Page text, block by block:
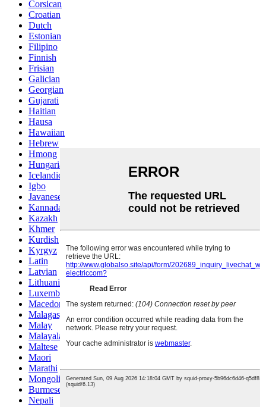
Corsican
Croatian
Dutch
Estonian
Filipino
Finnish
Frisian
Galician
Georgian
Gujarati
Haitian
Hausa
Hawaiian
Hebrew
Hmong
Hungarian
Icelandic
Igbo
Javanese
Kannada
Kazakh
Khmer
Kurdish
Kyrgyz
Latin
Latvian
Lithuanian
Luxembou..
Macedonian
Malagasy
Malay
Malayalam
Maltese
Maori
Marathi
Mongolian
Burmese
Nepali